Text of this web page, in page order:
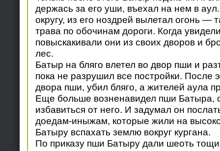
держась за его уши, въехал на нем в
округу, из его ноздрей вылетал огонь —
трава по обочинам дороги. Когда
повыскакивали они из своих дворов и
лес.
Батыр на бляго влетел во двор пши и
пока не разрушил все постройки. После
двора пши, убил бляго, а жителей аула
Еще больше возненавидел пши Батыра,
избавиться от него. И задумал он
доедам-иныжам, которые жили на
Батыру вспахать землю вокруг кургана.
По приказу пши Батыру дали шеоть